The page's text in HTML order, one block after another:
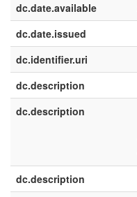
dc.date.available
dc.date.issued
dc.identifier.uri
dc.description
dc.description
dc.description